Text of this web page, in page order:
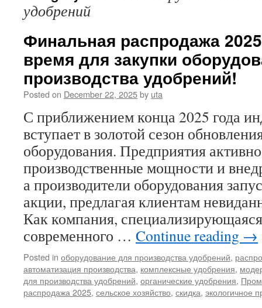
удобрений
Финальная распродажа
время для закупки
производства удобрений!
Posted on December 22, 2025by uta
С приближением конца 2025 года
вступает в золотой сезон
оборудования. Предприятия
производственные мощности и
а производители оборудования
акции, предлагая клиентам
Как компания,
современного … Continue reading →
Posted in оборудование для производства удобрений,
автоматизация производства, комплексные удобрения,
для производства удобрений, органические удобрения,
распродажа 2025, сельское хозяйство, скидка, экологичное